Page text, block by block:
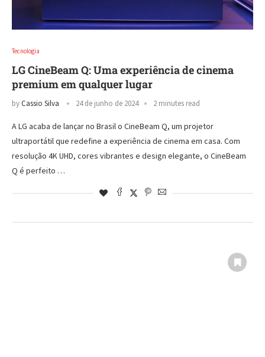
Tecnologia
LG CineBeam Q: Uma experiência de cinema
premium em qualquer lugar
byCassio Silva 24 de junho de 2024 2 minutes read
A LG acaba de lançar no Brasil o CineBeam Q, um projetor
ultraportátil que redefine a experiência de cinema em casa. Com
resolução 4K UHD, cores vibrantes e design elegante, o CineBeam
Q é perfeito …